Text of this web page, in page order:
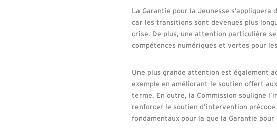
La Garantie pour la Jeunesse
car les transitions sont devenues plus
crise. De plus, une attention particulière
compétences numériques et vertes pour
Une plus grande attention est également
exemple en améliorant le soutien offert
terme. En outre, la Commission souligne
renforcer le soutien d’intervention
fondamentaux pour la que la Garantie